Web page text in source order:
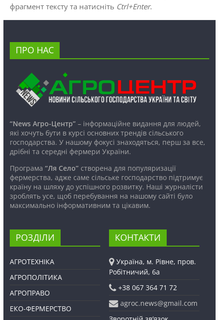
фрагмент тексту та натисніть Ctrl+Enter.
ПРО НАС
“News Агро-Центр”– інформаційне видання для людей,
які хочуть бути в курсі основних трендів сільського
господарства. У нашому фокусі знаходяться, перш за все,
дрібні та середні фермери України.
Програма “Ля Село”створена для популяризації
фермерства, адже саме сільське господарство підтримує
країну на шляху до успішного розвитку. Наші журналісти
зроблять усе, щоб перебування на нашому сайті було
максимально інформативним та цікавим.
РОЗДІЛИ
АГРОТЕХНІКА
АГРОПОЛІТИКА
АГРОПРАВО
ЕКО-ФЕРМЕРСТВО
КОНТАКТИ
Україна, м. Рівне, пров.
Робітничий, 6а
+38 067 364 71 72
agroc.news@gmail.com